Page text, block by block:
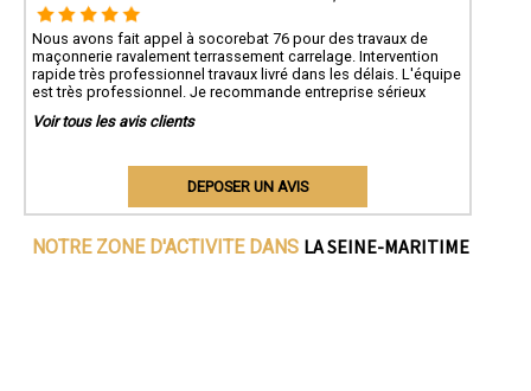
Nous avons fait appel à socorebat 76 pour des travaux de
maçonnerie ravalement terrassement carrelage. Intervention
rapide très professionnel travaux livré dans les délais. L'équipe
est très professionnel. Je recommande entreprise sérieux
Voir tous les avis clients
DEPOSER UN AVIS
NOTRE ZONE D'ACTIVITE DANS LA SEINE-MARITIME